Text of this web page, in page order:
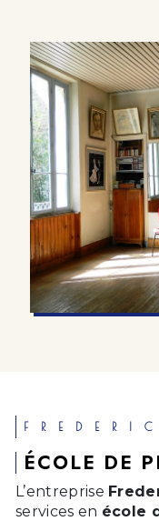
ÉCOLE DE
L’entreprise
services en école